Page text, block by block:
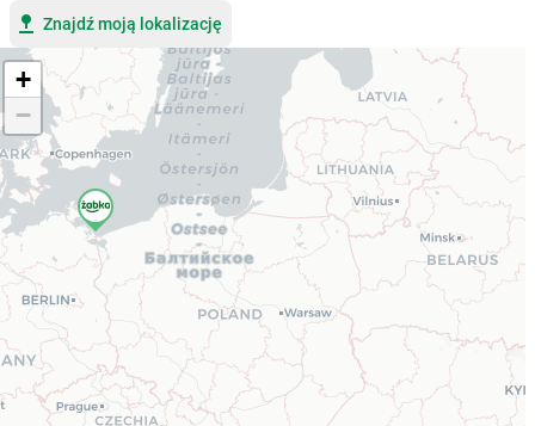
Znajdź moją lokalizację
+
−